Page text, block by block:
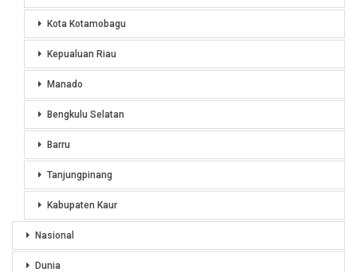
Kota Kotamobagu
Kepualuan Riau
Manado
Bengkulu Selatan
Barru
Tanjungpinang
Kabupaten Kaur
Nasional
Dunia